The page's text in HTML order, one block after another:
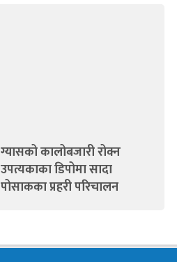
ग्यासको कालोबजारी रोक्न
उपत्यकाका डिपोमा सादा
पोसाकका प्रहरी परिचालन